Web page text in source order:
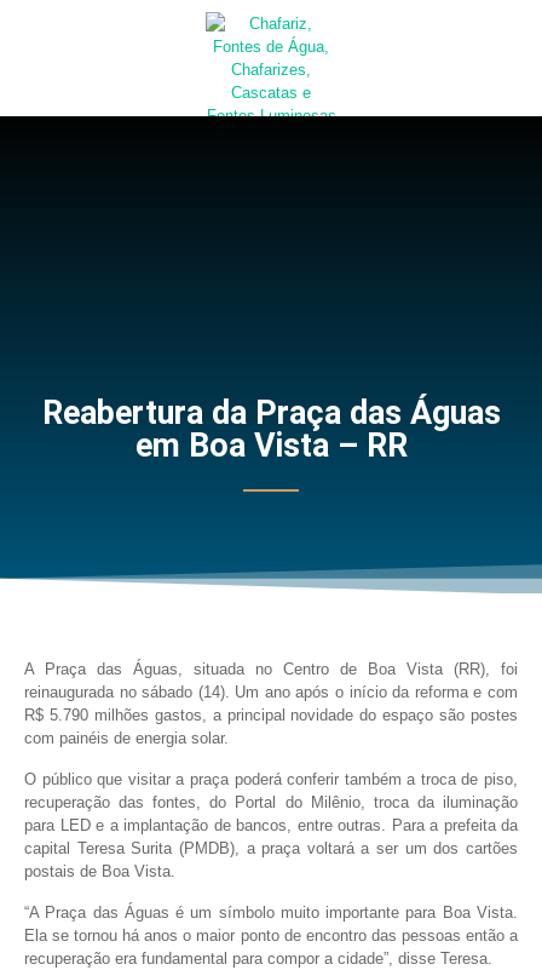
Reabertura da Praça das Águas
em Boa Vista – RR
A Praça das Águas, situada no Centro de Boa Vista (RR), foi
reinaugurada no sábado (14). Um ano após o início da reforma e com
R$ 5.790 milhões gastos, a principal novidade do espaço são postes
com painéis de energia solar.
O público que visitar a praça poderá conferir também a troca de piso,
recuperação das fontes, do Portal do Milênio, troca da iluminação
para LED e a implantação de bancos, entre outras. Para a prefeita da
capital Teresa Surita (PMDB), a praça voltará a ser um dos cartões
postais de Boa Vista.
“A Praça das Águas é um símbolo muito importante para Boa Vista.
Ela se tornou há anos o maior ponto de encontro das pessoas então a
recuperação era fundamental para compor a cidade”, disse Teresa.